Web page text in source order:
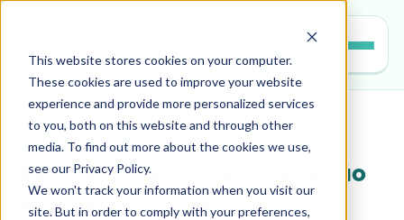
This website stores cookies on your computer.
These cookies are used to improve your website
experience and provide more personalized services
to you, both on this website and through other
media. To find out more about the cookies we use,
see our Privacy Policy.
We won't track your information when you visit our
site. But in order to comply with your preferences,
educacao
Escolas inovadoras: o que são
e como se tornar uma